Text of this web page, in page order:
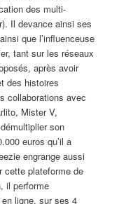
des multi-
Il devance ainsi ses
que l’influenceuse
tant sur les réseaux
après avoir
des histoires
collaborations avec
Mister V,
son
euros qu’il a
engrange aussi
cette plateforme de
il performe
ligne, sur ses 4